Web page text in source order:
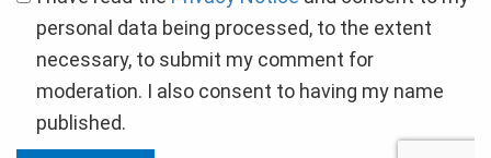
personal data being processed, to the extent
necessary, to submit my comment for
moderation. I also consent to having my name
published.